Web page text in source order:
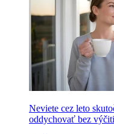
Neviete cez leto
oddychovať bez